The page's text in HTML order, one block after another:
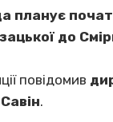
планує
до
повідомив
.